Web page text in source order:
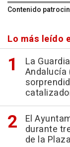
Contenido
Lo más leído
La
Andalucía
El
durante
de la